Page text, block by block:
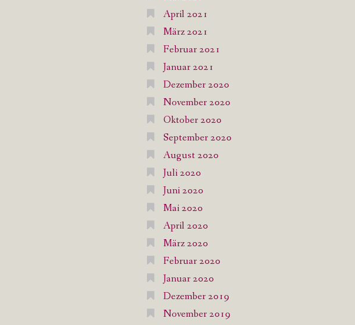
April 2021
März 2021
Februar 2021
Januar 2021
Dezember 2020
November 2020
Oktober 2020
September 2020
August 2020
Juli 2020
Juni 2020
Mai 2020
April 2020
März 2020
Februar 2020
Januar 2020
Dezember 2019
November 2019